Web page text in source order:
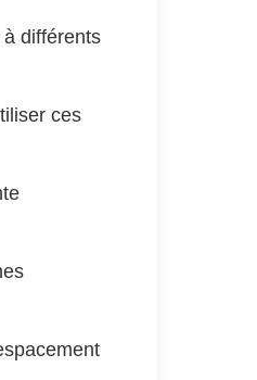
différents
ces